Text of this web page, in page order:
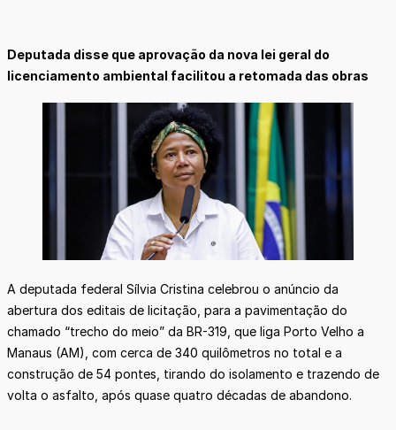
Deputada disse que aprovação da nova lei geral do
licenciamento ambiental facilitou a retomada das obras
A deputada federal Sílvia Cristina celebrou o anúncio da
abertura dos editais de licitação, para a pavimentação do
chamado “trecho do meio” da BR-319, que liga Porto Velho a
Manaus (AM), com cerca de 340 quilômetros no total e a
construção de 54 pontes, tirando do isolamento e trazendo de
volta o asfalto, após quase quatro décadas de abandono.